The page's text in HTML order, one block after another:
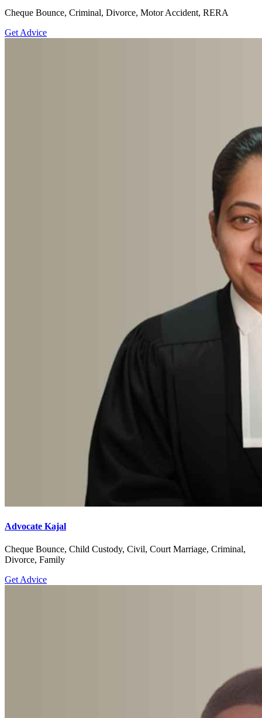
Cheque Bounce, Criminal, Divorce, Motor Accident, RERA
Get Advice
Advocate Kajal
Cheque Bounce, Child Custody, Civil, Court Marriage, Criminal,
Divorce, Family
Get Advice